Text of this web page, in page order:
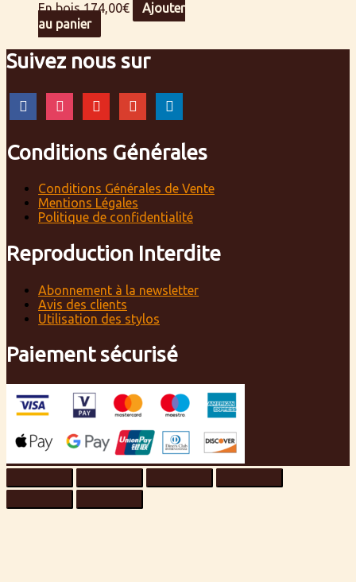
En bois174,00€
Ajouter
au panier
Suivez nous sur
facebookinstagramyoutube google linkedin
Conditions Générales
Conditions Générales de Vente
Mentions Légales
Politique de confidentialité
Reproduction Interdite
Abonnement à la newsletter
Avis des clients
Utilisation des stylos
Paiement sécurisé